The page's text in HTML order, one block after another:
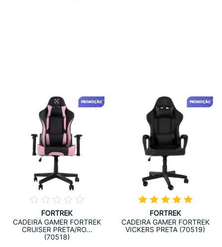
FORTREK
CADEIRA GAMER FORTREK
CRUISER PRETA/RO...
(70518)
FORTREK
CADEIRA GAMER FORTREK
VICKERS PRETA (70519)